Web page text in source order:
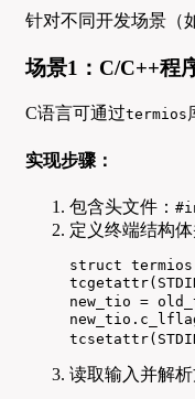
针对不同开发场景（
场景1：C/C++程
C语言可通过termios
实现步骤：
包含头文件：
定义终端结构体
struct
new_tio =
new_tio.c_lflag
读取输入并解析